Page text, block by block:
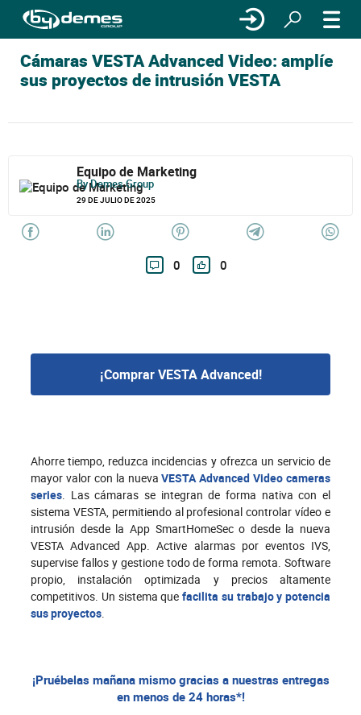
Cámaras VESTA Advanced Video: amplíe
sus proyectos de intrusión VESTA
Equipo de Marketing
By Demes Group
29 DE JULIO DE 2025
0 0
¡Comprar VESTA Advanced!
Ahorre tiempo, reduzca incidencias y ofrezca un servicio de
mayor valor con la nuevaVESTA Advanced Video cameras
series. Las cámaras se integran de forma nativa con el
sistema VESTA, permitiendo al profesional controlar vídeo e
intrusión desde la App SmartHomeSec o desde la nueva
VESTA Advanced App. Active alarmas por eventos IVS,
supervise fallos y gestione todo de forma remota. Software
propio, instalación optimizada y precios altamente
competitivos. Un sistema que facilita su trabajo y potencia
sus proyectos.
¡Pruébelas mañana mismo gracias a nuestras entregas
en menos de 24 horas*!